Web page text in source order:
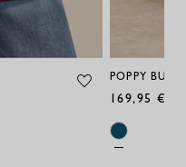
POPPY
169,95 €